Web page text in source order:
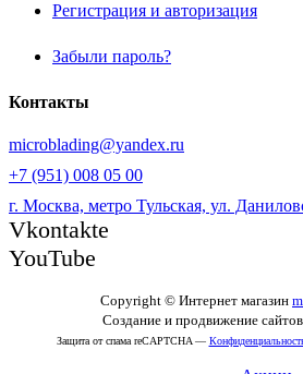
Регистрация и авторизация
Забыли пароль?
Контакты
microblading@yandex.ru
+7 (951) 008 05 00
г. Москва, метро Тульская, ул.
Vkontakte
YouTube
Copyright © Интернет магазин
Создание и продвижение
Защита от спама reCAPTCHA —